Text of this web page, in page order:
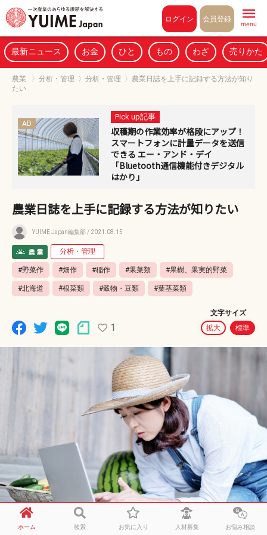
ログイン 会員登録
menu
最新ニュース お金 ひと もの わざ 売りかた
農業 〉 分析・管理 〉 分析・管理 〉 農業日誌を上手に記録する方法が知り
たい
AD
Pick up記事
収穫期の作業効率が格段にアップ！
スマートフォンに計量データを送信
できる エー・アンド・デイ
「Bluetooth通信機能付きデジタル
はかり」
農業日誌を上手に記録する方法が知りたい
YUIME Japan編集部 / 2021.08.15
分析・管理
#野菜作 #畑作 #稲作 #果菜類 #果樹、果実的野菜
#北海道 #根菜類 #穀物・豆類 #葉茎菜類
1
文字サイズ
拡大
標準
ホーム 検索 お気に入り 人材募集 お悩み相談